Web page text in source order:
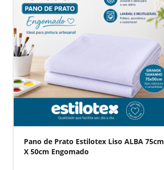
Pano de Prato Estilotex Liso ALBA 75cm
X 50cm Engomado